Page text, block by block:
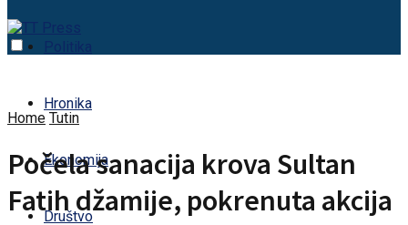
Politika
Hronika
Ekonomija
Društvo
Home Tutin
Počela sanacija krova Sultan
Fatih džamije, pokrenuta akcija